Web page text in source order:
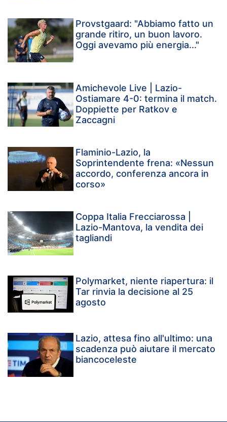
Provstgaard: "Abbiamo fatto un
grande ritiro, un buon lavoro.
Oggi avevamo più energia..."
Amichevole Live | Lazio-
Ostiamare 4-0: termina il match.
Doppiette per Ratkov e
Zaccagni
Flaminio-Lazio, la
Soprintendente frena: «Nessun
accordo, conferenza ancora in
corso»
Coppa Italia Frecciarossa |
Lazio-Mantova, la vendita dei
tagliandi
Polymarket, niente riapertura: il
Tar rinvia la decisione al 25
agosto
Lazio, attesa fino all'ultimo: una
scadenza può aiutare il mercato
biancoceleste